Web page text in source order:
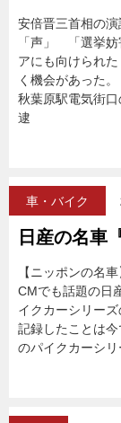
安倍晋三首相の
「声」 「選挙妨
アにも向けられ
く機会があった
秋葉原駅電気街
逮
車・バイク
日産の名車
【ニッポンの名
CMでも話題の日
イクカーシリー
記録したことは
のパイクカーシ